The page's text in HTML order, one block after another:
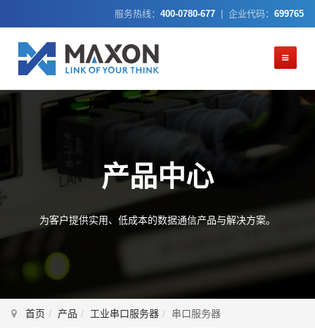
服务热线： 400-0780-677 | 企业代码： 699765
产品中心
为客户提供实用、低成本的数据通信产品与解决方案。
首页 产品 工业串口服务器 串口服务器